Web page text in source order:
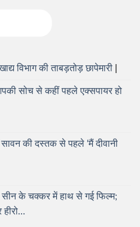
विभाग की ताबड़तोड़ छापेमारी
सोच से कहीं पहले एक्सपायर हो
की दस्तक से पहले ‘मैं दीवानी
सीन के चक्कर में हाथ से गई फिल्म;